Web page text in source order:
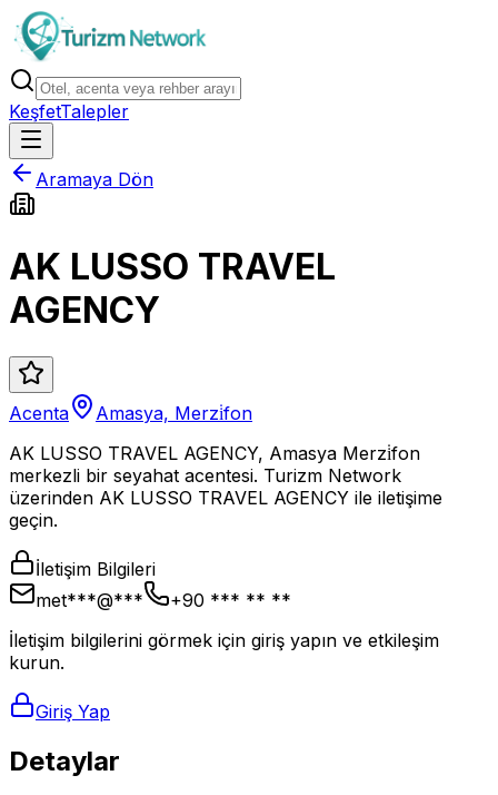
KeşfetTalepler
Aramaya Dön
AK LUSSO TRAVEL
AGENCY
Acenta
Amasya, Merzi̇fon
AK LUSSO TRAVEL AGENCY, Amasya Merzi̇fon
merkezli bir seyahat acentesi. Turizm Network
üzerinden AK LUSSO TRAVEL AGENCY ile iletişime
geçin.
İletişim Bilgileri
met***@***
+90 *** ** **
İletişim bilgilerini görmek için giriş yapın ve etkileşim
kurun.
Giriş Yap
Detaylar